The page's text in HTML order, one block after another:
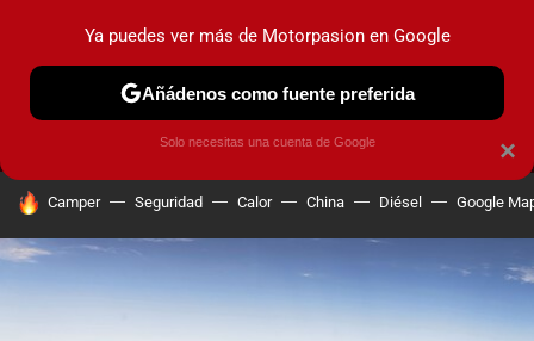
MENÚ NUEVO
COCHES ELÉCTRICOS OBSERVATORIO
HOY SE HABLA DE
Camper Seguridad Calor China Diésel Google
×
Ya puedes ver más de Motorpasion en Google
Añádenos como fuente preferida
Solo necesitas una cuenta de Google